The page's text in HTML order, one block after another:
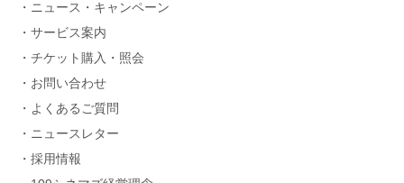
ニュース・キャンペーン
サービス案内
チケット購入・照会
お問い合わせ
よくあるご質問
ニュースレター
採用情報